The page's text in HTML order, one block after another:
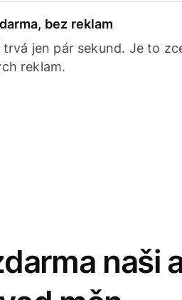
bez reklam
trvá jen pár sekund. Je to
reklam.
naši